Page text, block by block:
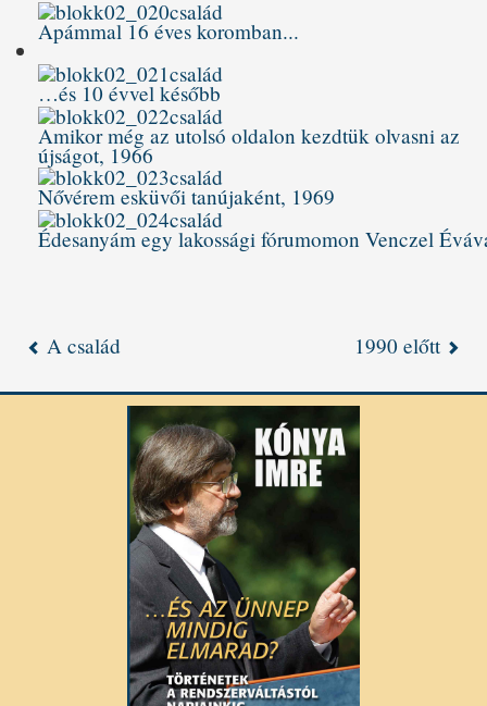
Apámmal 16 éves koromban...
…és 10 évvel később
Amikor még az utolsó oldalon kezdtük olvasni az
újságot, 1966
Nővérem esküvői tanújaként, 1969
Édesanyám egy lakossági fórumomon Venczel
A család 1990 előtt